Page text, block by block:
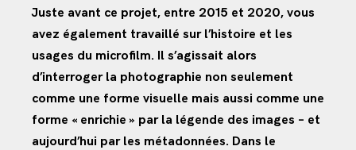
Juste avant ce projet, entre 2015 et 2020, vous
avez également travaillé sur l’histoire et les
usages du microfilm. Il s’agissait alors
d’interroger la photographie non seulement
comme une forme visuelle mais aussi comme une
forme « enrichie » par la légende des images – et
aujourd’hui par les métadonnées. Dans le